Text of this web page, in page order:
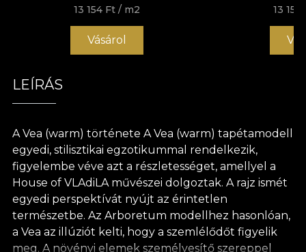
13 154 Ft / m2
Vásárol
13 154
LEÍRÁS
A Vea (warm) története A Vea (warm) tapétamodell
egyedi, stilisztikai egzotikummal rendelkezik,
figyelembe véve azt a részletességet, amellyel a
House of VLAdiLA művészei dolgoztak. A rajz ismét
egyedi perspektívát nyújt az érintetlen
természetbe. Az Arboretum modellhez hasonlóan,
a Vea az illúziót kelti, hogy a szemlélődőt figyelik
meg. A növényi elemek személyesítő szereppel